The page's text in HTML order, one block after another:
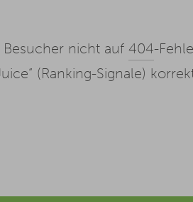
nicht auf 404-
(Ranking-Signale)